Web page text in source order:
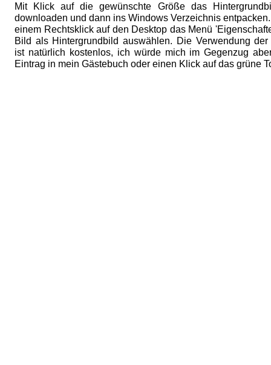
Mit Klick auf die gewünschte Größe das
downloaden und dann ins Windows Verzeichnis
einem Rechtsklick auf den Desktop das Menü
Bild als Hintergrundbild auswählen. Die Verwendung der
ist natürlich kostenlos, ich würde mich im Gegenzug
Eintrag in mein Gästebuch oder einen Klick auf das grüne